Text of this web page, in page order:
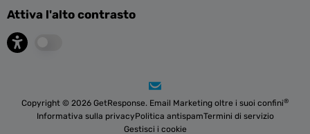
Attiva l'alto contrasto
Copyright © 2026 GetResponse. Email Marketing oltre i suoi confini®
Informativa sulla privacyPolitica antispamTermini di servizio
Gestisci i cookie